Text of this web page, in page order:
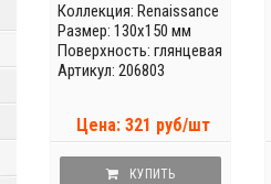
Коллекция: Renaissance
Размер: 130x150 мм
Поверхность: глянцевая
Артикул: 206803
Цена: 321 руб/шт
КУПИТЬ